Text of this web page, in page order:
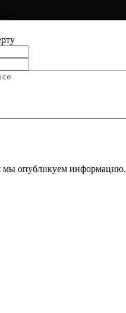
мы опубликуем информацию.